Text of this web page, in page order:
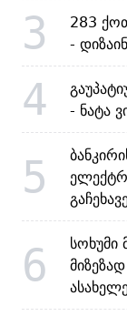
3
283
-
4
- ნატა
5
6